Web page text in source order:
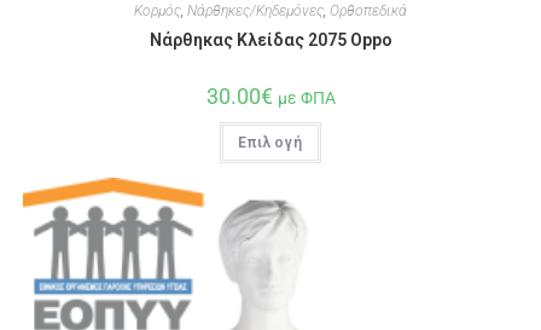
Κορμός Νάρθηκες/Κηδεμόνες Ορθοπεδικά
Νάρθηκας Κλείδας 2075 Oppo
30.00€ με ΦΠΑ
Επιλογή